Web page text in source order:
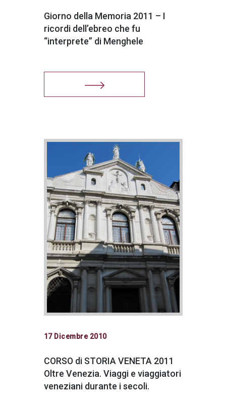
Giorno della Memoria 2011 – I
ricordi dell’ebreo che fu
“interprete” di Menghele
17 Dicembre 2010
CORSO di STORIA VENETA 2011
Oltre Venezia. Viaggi e viaggiatori
veneziani durante i secoli.